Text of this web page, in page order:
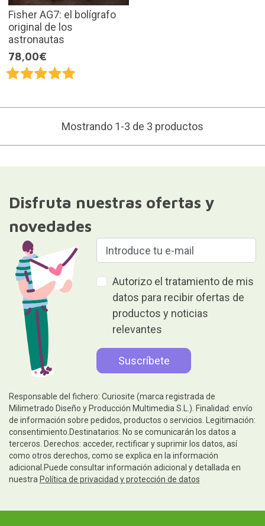
Fisher AG7: el bolígrafo
original de los
astronautas
78,00€
Mostrando 1-3 de 3 productos
Disfruta nuestras ofertas y
novedades
Autorizo el tratamiento de mis
datos para recibir ofertas de
productos y noticias
relevantes
Responsable del fichero: Curiosite (marca registrada de
Milimetrado Diseño y Producción Multimedia S.L.). Finalidad: envío
de información sobre pedidos, productos o servicios. Legitimación:
consentimiento.Destinatarios: No se comunicarán los datos a
terceros. Derechos: acceder, rectificar y suprimir los datos, así
como otros derechos, como se explica en la información
adicional.Puede consultar información adicional y detallada en
nuestra Política de privacidad y protección de datos